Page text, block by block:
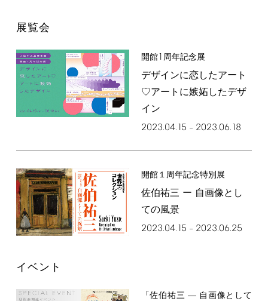
展覧会
開館1 周年記念展
デザインに恋したアート
♡アートに嫉妬したデザ
イン
2023.04.15 – 2023.06.18
開館１周年記念特別展
佐伯祐三 ー 自画像とし
ての風景
2023.04.15 – 2023.06.25
イベント
「佐伯祐三 ― 自画像として